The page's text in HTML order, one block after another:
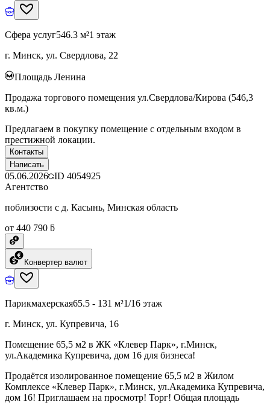
Сфера услуг546.3 м²1 этаж
г. Минск, ул. Свердлова, 22
Площадь Ленина
Продажа торгового помещения ул.Свердлова/Кирова (546,3
кв.м.)
Предлагаем в покупку помещение с отдельным входом в
престижной локации.
Контакты
Написать
05.06.2026 ID 4054925
Агентство
поблизости с д. Касынь, Минская область
от 440 790 ƃ
Конвертер валют
Парикмахерская65.5 - 131 м²1/16 этаж
г. Минск, ул. Купревича, 16
Помещение 65,5 м2 в ЖК «Клевер Парк», г.Минск,
ул.Академика Купревича, дом 16 для бизнеса!
Продаётся изолированное помещение 65,5 м2 в Жилом
Комплексе «Клевер Парк», г.Минск, ул.Академика Купревича,
дом 16! Приглашаем на просмотр! Торг! Общая площадь